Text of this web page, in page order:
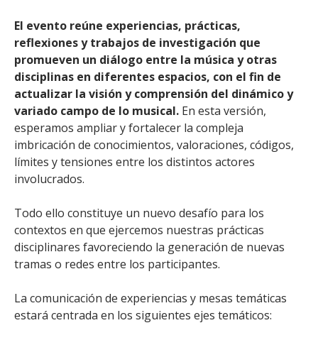
El evento reúne experiencias, prácticas,
reflexiones y trabajos de investigación que
promueven un diálogo entre la música y otras
disciplinas en diferentes espacios, con el fin de
actualizar la visión y comprensión del dinámico y
variado campo de lo musical. En esta versión,
esperamos ampliar y fortalecer la compleja
imbricación de conocimientos, valoraciones, códigos,
límites y tensiones entre los distintos actores
involucrados.
Todo ello constituye un nuevo desafío para los
contextos en que ejercemos nuestras prácticas
disciplinares favoreciendo la generación de nuevas
tramas o redes entre los participantes.
La comunicación de experiencias y mesas temáticas
estará centrada en los siguientes ejes temáticos: